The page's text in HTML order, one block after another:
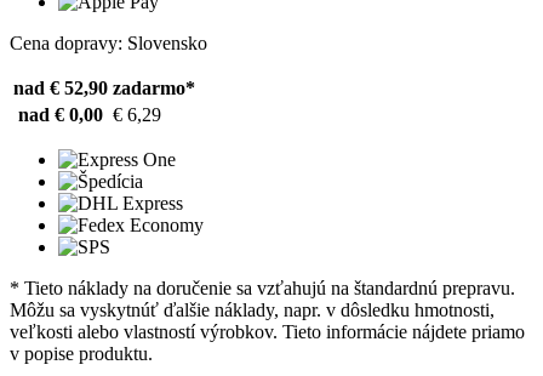
Cena dopravy: Slovensko
nad € 52,90 zadarmo*
nad € 0,00 € 6,29
* Tieto náklady na doručenie sa vzťahujú na štandardnú prepravu.
Môžu sa vyskytnúť ďalšie náklady, napr. v dôsledku hmotnosti,
veľkosti alebo vlastností výrobkov. Tieto informácie nájdete priamo
v popise produktu.